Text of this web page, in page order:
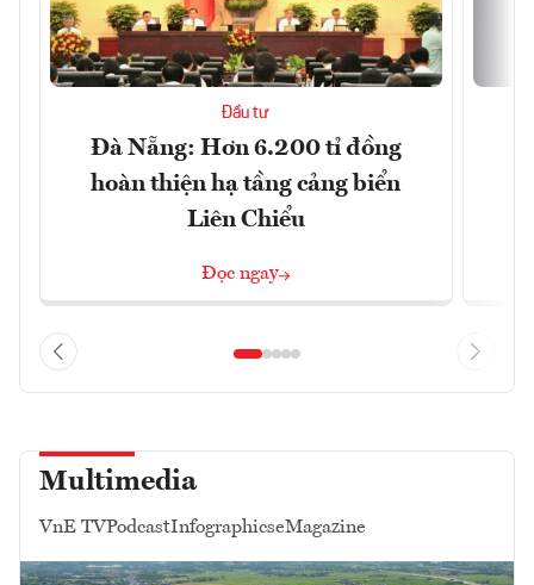
Đầu tư
Đà Nẵng: Hơn 6.200 tỉ đồng
hoàn thiện hạ tầng cảng biển
Liên Chiểu
Đọc ngay
Multimedia
VnE TVPodcastInfographicseMagazine